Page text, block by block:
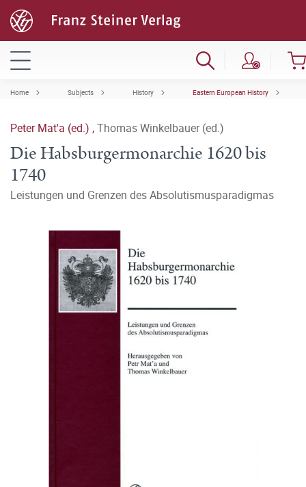
Home Subjects History Eastern European History
Peter Mat'a (ed.) ,Thomas Winkelbauer (ed.)
Die Habsburgermonarchie 1620 bis
1740
Leistungen und Grenzen des Absolutismusparadigmas